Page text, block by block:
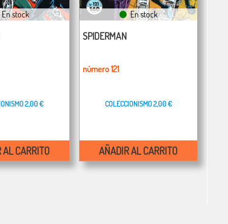
stock
2,00 €
CARRITO
En stock
SPIDERMAN
número 121
COLECCIONISMO2,00 €
AÑADIR AL CARRITO